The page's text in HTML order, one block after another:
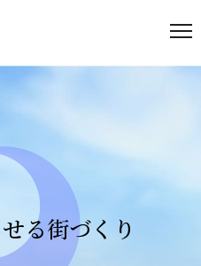
る街づくり